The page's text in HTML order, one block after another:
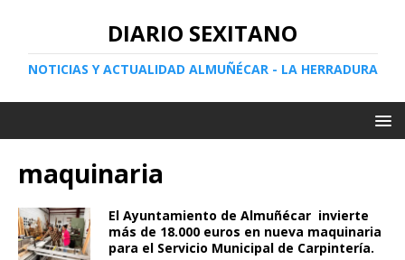
DIARIO SEXITANO
NOTICIAS Y ACTUALIDAD ALMUÑÉCAR - LA HERRADURA
maquinaria
El Ayuntamiento de Almuñécar invierte
más de 18.000 euros en nueva maquinaria
para el Servicio Municipal de Carpintería.